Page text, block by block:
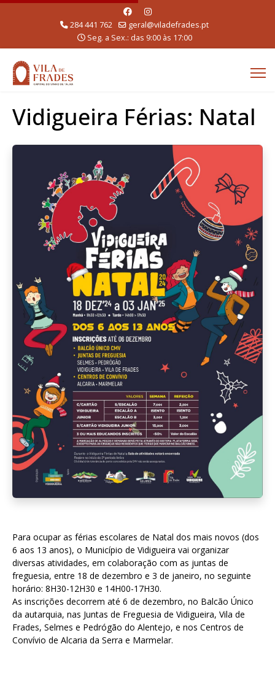
284 441 762
geral@viladefrades.pt
Seg. a Sex.: das 9:00 às 17:00
Vidigueira Férias: Natal
Para ocupar as férias escolares de Natal dos mais novos (dos
6 aos 13 anos), o Município de Vidigueira vai organizar
diversas atividades, em colaboração com as juntas de
freguesia, entre 18 de dezembro e 3 de janeiro, no seguinte
horário: 8H30-12H30 e 14H00-17H30.
As inscrições decorrem até 6 de dezembro, no Balcão Único
da autarquia, nas Juntas de Freguesia de Vidigueira, Vila de
Frades, Selmes e Pedrógão do Alentejo, e nos Centros de
Convívio de Alcaria da Serra e Marmelar.